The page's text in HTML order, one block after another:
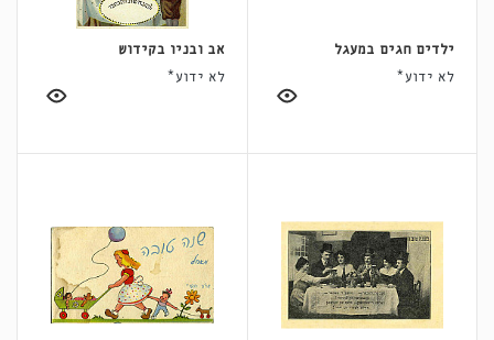
ילדים חגים במעגל
לא ידוע*
אב ובניו בקידוש
לא ידוע*